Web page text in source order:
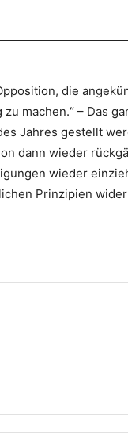
die
machen.“ – Das
Jahres gestellt
dann wieder
wieder
Prinzipien